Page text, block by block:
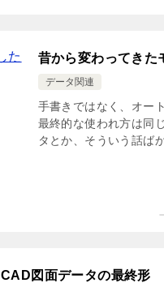
昔から変わってきた
データ関連
手書きではなく、オー
最終的な使われ方は同
タとか、そういう話ば
CAD図面データの最終形